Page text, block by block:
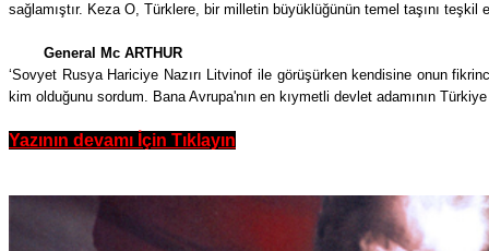
sağlamıştır. Keza O, Türklere, bir milletin büyüklüğünün temel taşını
General Mc ARTHUR
‘Sovyet Rusya Hariciye Nazırı Litvinof ile görüşürken kendisine onun
kim olduğunu sordum. Bana Avrupa'nın en kıymetli devlet adamının
Yazının devamı İçin Tıklayın